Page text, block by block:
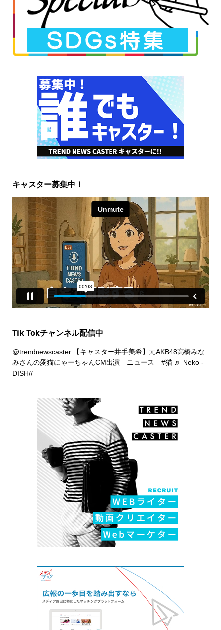
キャスター募集中！
Tik Tokチャンネル配信中
@trendnewscaster【キャスター井手美希】元AKB48高橋みな
みさんの愛猫にゃーちゃんCM出演 ニュース #猫 ♬ Neko -
DISH//